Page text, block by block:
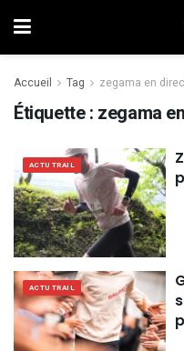
Accueil Tag zegama en
Étiquette : zegama
ACTU TRAIL
ACTU TRAIL